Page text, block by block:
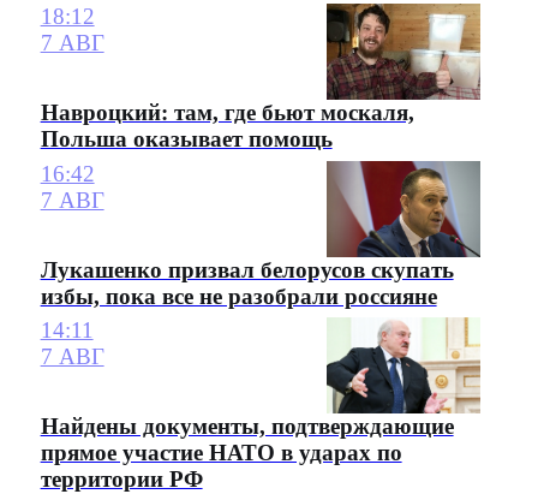
18:12
7 АВГ
Навроцкий: там, где бьют москаля,
Польша оказывает помощь
16:42
7 АВГ
Лукашенко призвал белорусов скупать
избы, пока все не разобрали россияне
14:11
7 АВГ
Найдены документы, подтверждающие
прямое участие НАТО в ударах по
территории РФ